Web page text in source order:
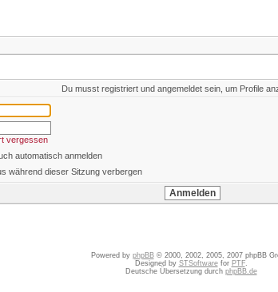
Du musst registriert und angemeldet sein, um Profile
vergessen
automatisch anmelden
während dieser Sitzung verbergen
Powered by phpBB© 2000, 2002, 2005, 2007 phpBB
Designed by STSoftwarefor PTF.
Deutsche Übersetzung durch phpBB.de